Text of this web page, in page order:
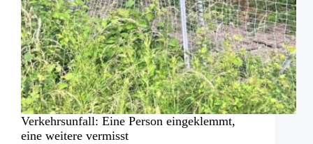
Verkehrsunfall: Eine Person eingeklemmt,
eine weitere vermisst